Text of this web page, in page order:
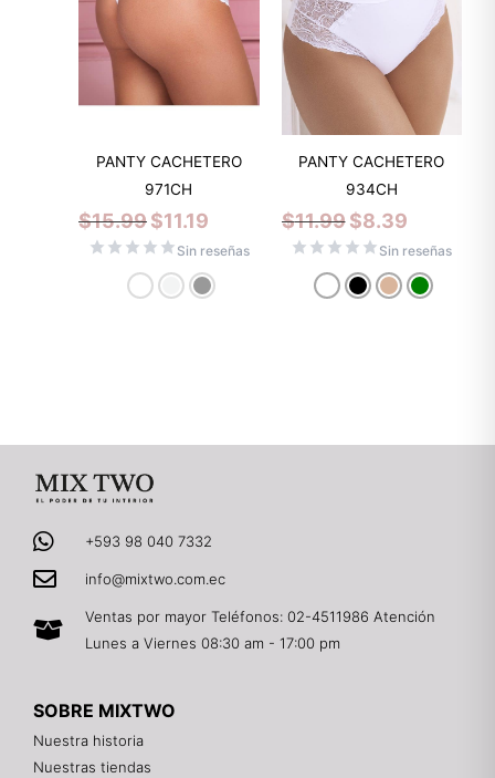
PANTY CACHETERO
971CH
$15.99$11.19
Sin reseñas
PANTY CACHETERO
934CH
$11.99 $8.39
Sin reseñas
+593 98 040 7332
info@mixtwo.com.ec
Ventas por mayor Teléfonos: 02-4511986 Atención
Lunes a Viernes 08:30 am - 17:00 pm
SOBRE MIXTWO
Nuestra historia
Nuestras tiendas